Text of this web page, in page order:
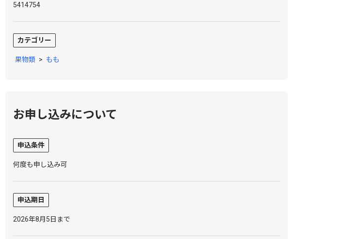
5414754
カテゴリー
果物類 > もも
お申し込みについて
申込条件
何度も申し込み可
申込期日
2026年8月5日まで